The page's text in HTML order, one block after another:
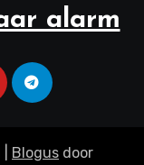
alarm
Blogus door